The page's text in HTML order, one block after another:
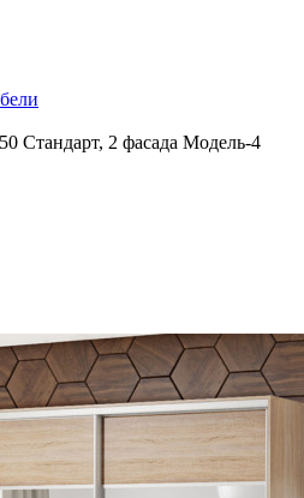
Стандарт, 2 фасада Модель-4